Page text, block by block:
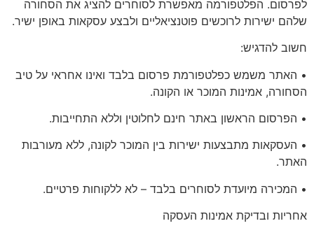
לפרסום. הפלטפורמה מאפשרת לסוחרים להציג את הסחורה
שלהם ישירות לרוכשים פוטנציאליים ולבצע עסקאות באופן ישיר.
חשוב להדגיש:
• האתר משמש כפלטפורמת פרסום בלבד ואינו אחראי על טיב
הסחורה, אמינות המוכר או הקונה.
• הפרסום הראשון באתר חינם לחלוטין וללא התחייבות.
• העסקאות מתבצעות ישירות בין המוכר לקונה, ללא מעורבות
האתר.
• המכירה מיועדת לסוחרים בלבד – לא ללקוחות פרטיים.
אחריות ובדיקת אמינות העסקה